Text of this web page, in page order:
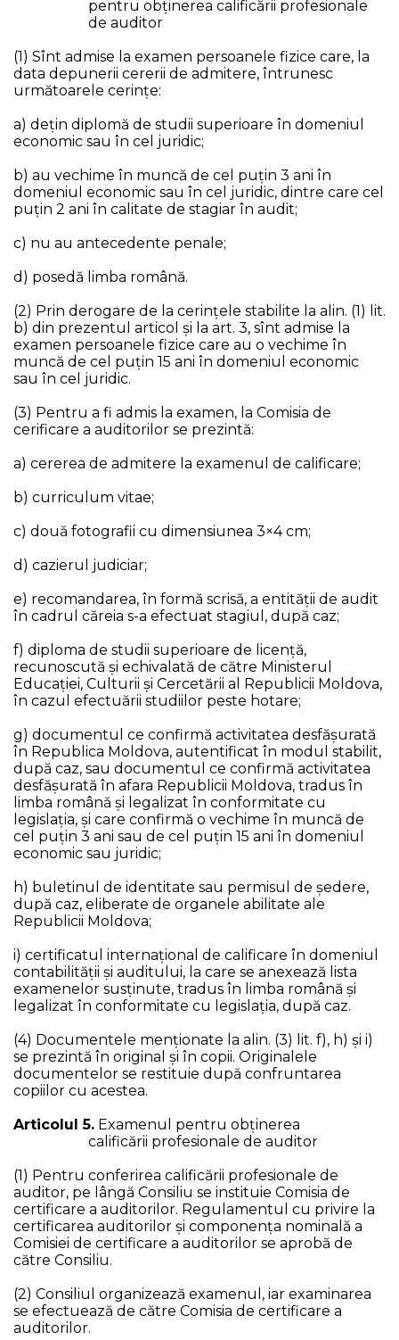
pentru obținerea calificării profesionale
de auditor
(1) Sînt admise la examen persoanele fizice care, la
data depunerii cererii de admitere, întrunesc
următoarele cerinţe:
a) dețin diplomă de studii superioare în domeniul
economic sau în cel juridic;
b) au vechime în muncă de cel puţin 3 ani în
domeniul economic sau în cel juridic, dintre care cel
puțin 2 ani în calitate de stagiar în audit;
c) nu au antecedente penale;
d) posedă limba română.
(2) Prin derogare de la cerințele stabilite la alin. (1) lit.
b) din prezentul articol și la art. 3, sînt admise la
examen persoanele fizice care au o vechime în
muncă de cel puțin 15 ani în domeniul economic
sau în cel juridic.
(3) Pentru a fi admis la examen, la Comisia de
cerificare a auditorilor se prezintă:
a) cererea de admitere la examenul de calificare;
b) curriculum vitae;
c) două fotografii cu dimensiunea 3×4 cm;
d) cazierul judiciar;
e) recomandarea, în formă scrisă, a entității de audit
în cadrul căreia s-a efectuat stagiul, după caz;
f) diploma de studii superioare de licență,
recunoscută și echivalată de către Ministerul
Educaţiei, Culturii și Cercetării al Republicii Moldova,
în cazul efectuării studiilor peste hotare;
g) documentul ce confirmă activitatea desfășurată
în Republica Moldova, autentificat în modul stabilit,
după caz, sau documentul ce confirmă activitatea
desfășurată în afara Republicii Moldova, tradus în
limba română şi legalizat în conformitate cu
legislaţia, și care confirmă o vechime în muncă de
cel puţin 3 ani sau de cel puțin 15 ani în domeniul
economic sau juridic;
h) buletinul de identitate sau permisul de ședere,
după caz, eliberate de organele abilitate ale
Republicii Moldova;
i) certificatul internaţional de calificare în domeniul
contabilității şi auditului, la care se anexează lista
examenelor susţinute, tradus în limba română şi
legalizat în conformitate cu legislaţia, după caz.
(4) Documentele menționate la alin. (3) lit. f), h) și i)
se prezintă în original și în copii. Originalele
documentelor se restituie după confruntarea
copiilor cu acestea.
Articolul 5. Examenul pentru obținerea
calificării profesionale de auditor
(1) Pentru conferirea calificării profesionale de
auditor, pe lângă Consiliu se instituie Comisia de
certificare a auditorilor. Regulamentul cu privire la
certificarea auditorilor și componența nominală a
Comisiei de certificare a auditorilor se aprobă de
către Consiliu.
(2) Consiliul organizează examenul, iar examinarea
se efectuează de către Comisia de certificare a
auditorilor.